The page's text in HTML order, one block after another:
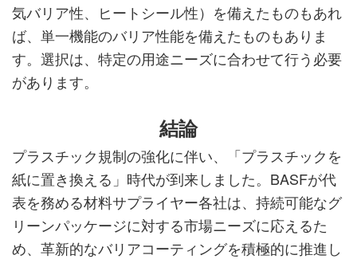
気バリア性、ヒートシール性）を備えたものもあれ
ば、単一機能のバリア性能を備えたものもありま
す。選択は、特定の用途ニーズに合わせて行う必要
があります。
結論
プラスチック規制の強化に伴い、「プラスチックを
紙に置き換える」時代が到来しました。BASFが代
表を務める材料サプライヤー各社は、持続可能なグ
リーンパッケージに対する市場ニーズに応えるた
め、革新的なバリアコーティングを積極的に推進し